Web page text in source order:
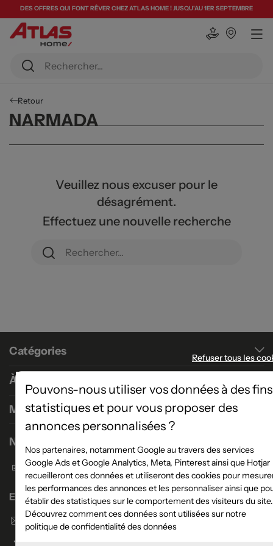
DES OFFRES QUI FONT RÊVER CHEZ ATLAS HOME ! JUSQU'AU 1ER SEPTEMBRE
Retour
NARMADA
Veuillez nous excuser pour le
désagrément.
Effectuez une nouvelle recherche
Catégories
À propos
Magasins
Nous contacter
Formulaire de contact
Enseigne Atlas Home
Envoyer un email
Refuser tous les
Pouvons-nous utiliser vos données à des fins
statistiques et pour vous proposer des
annonces personnalisées ?
Nos partenaires, notamment Google au travers des services
Google Ads et Google Analytics, Meta, Pinterest ainsi que Hotjar
recueilleront ces données et utiliseront des cookies pour
les performances des annonces et les personnaliser ainsi que
établir des statistiques sur le comportement des visiteurs du site.
Découvrez comment ces données sont utilisées sur notre
politique de confidentialité des données